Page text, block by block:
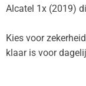
Alcatel 1x (2019)
Kies voor
klaar is voor